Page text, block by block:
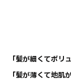
「髪が細くてボリ
「髪が薄くて地肌